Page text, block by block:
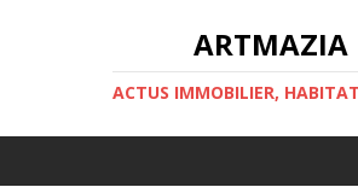
ARTMAZIA
ACTUS IMMOBILIER,